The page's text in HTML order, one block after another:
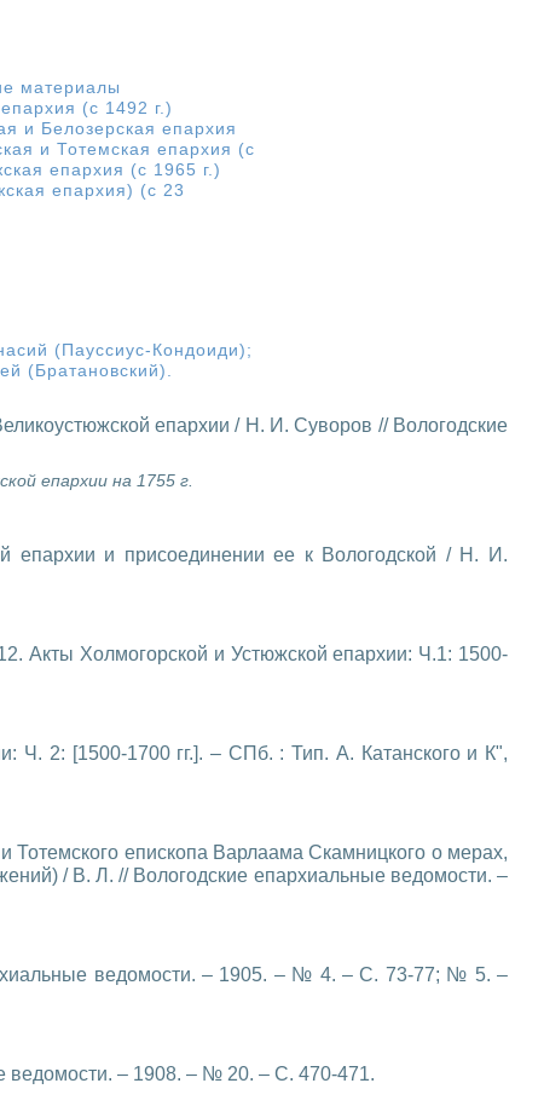
материалы
(с 1492 г.)
и Белозерская епархия
и Тотемская епархия (с
епархия (с 1965 г.)
епархия) (с 23
(Пауссиус-Кондоиди);
(Братановский).
епархии / Н. И. Суворов // Вологодские
епархии на 1755 г.
епархии и присоединении ее к Вологодской / Н. И.
Акты Холмогорской и Устюжской епархии: Ч.1: 1500-
Ч. 2: [1500-1700 гг.]. – СПб. : Тип. А. Катанского и К",
Тотемского епископа Варлаама Скамницкого о мерах,
/ В. Л. // Вологодские епархиальные ведомости. –
ведомости. – 1905. – № 4. – С. 73-77; № 5. –
ведомости. – 1908. – № 20. – C. 470-471.